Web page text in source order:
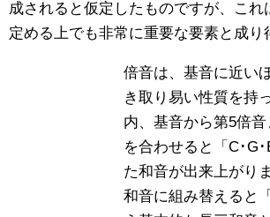
成されると仮定したものですが、これ
定める上でも非常に重要な要素と成り
倍音は、基音に近い
き取り易い性質を持
内、基音から第5倍
を合わせると「C･G
た和音が出来上がり
和音に組み替えると